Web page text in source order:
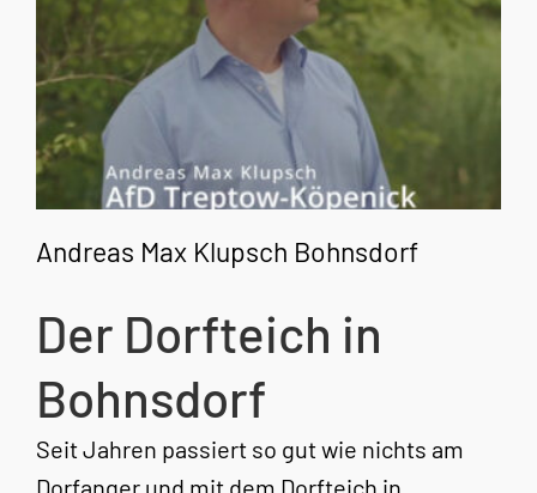
Andreas Max Klupsch Bohnsdorf
Der Dorfteich in
Bohnsdorf
Seit Jahren passiert so gut wie nichts am
Dorfanger und mit dem Dorfteich in